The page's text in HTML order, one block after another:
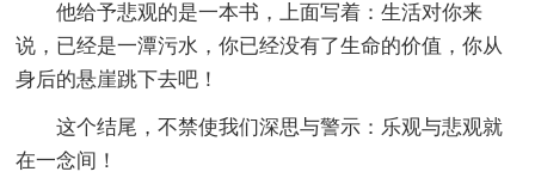
他给予悲观的是一本书，上面写着：生活对你来
说，已经是一潭污水，你已经没有了生命的价值，你从
身后的悬崖跳下去吧！
这个结尾，不禁使我们深思与警示：乐观与悲观就
在一念间！